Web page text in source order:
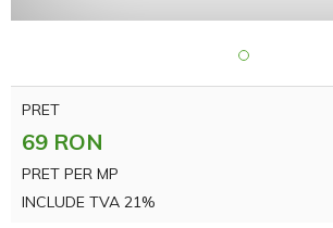
PRET
69 RON
PRET PER MP
INCLUDE TVA 21%